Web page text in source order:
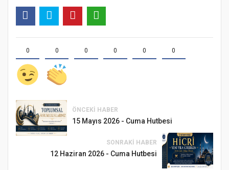
0 0 0 0 0 0
ÖNCEKI HABER
15 Mayıs 2026 - Cuma Hutbesi
SONRAKI HABER
12 Haziran 2026 - Cuma Hutbesi